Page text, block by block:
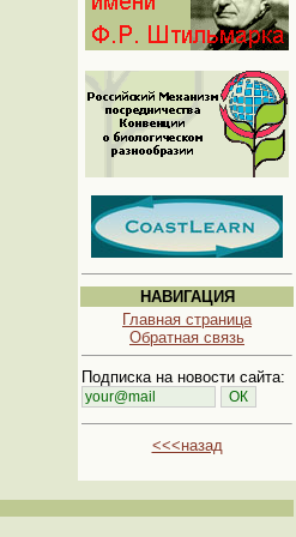
НАВИГАЦИЯ
Главная страница
Обратная связь
Подписка на новости сайта:
<<<назад